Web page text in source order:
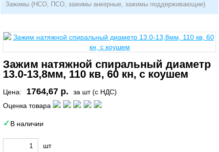
Зажимы (НСО, ПСО, зажимы анкерные, зажимы поддерживающие)
Зажим натяжной спиральный диаметр
13.0-13,8мм, 110 кв, 60 кн, с коушем
Цена: 1764,67 р.
за шт (с НДС)
Оценка товара
В наличии
шт